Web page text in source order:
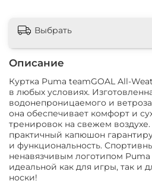
Описание
Куртка Puma teamGOAL All-
в любых условиях.
водонепроницаемого и
она обеспечивает комфорт и
тренировок на свежем
практичный капюшон
и функциональность.
ненавязчивым логотипом Puma
идеальной как для игры, так и
носки!
Выбрать